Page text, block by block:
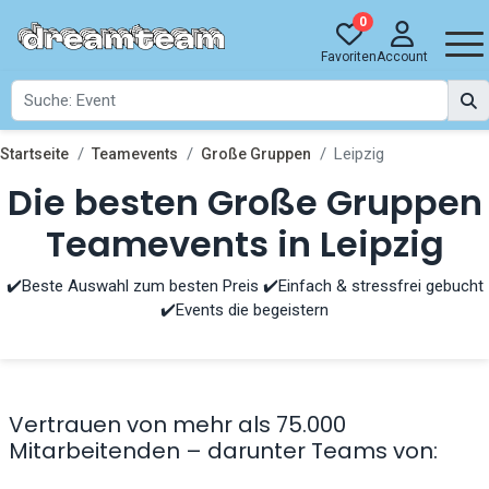
0
FavoritenAccount
Startseite Teamevents Große Gruppen Leipzig
Die besten Große Gruppen
Teamevents in Leipzig
✔️Beste Auswahl zum besten Preis ✔️Einfach & stressfrei gebucht
✔️Events die begeistern
Vertrauen von mehr als 75.000
Mitarbeitenden – darunter Teams von: